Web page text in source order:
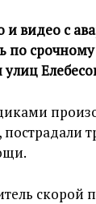
и видео с
по
улиц
пострадали
скорой